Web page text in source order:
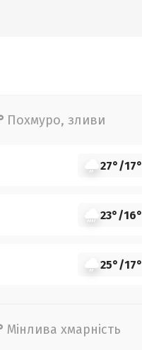
Похмуро, зливи
27°/17°
23°/16°
25°/17°
Мінлива хмарність